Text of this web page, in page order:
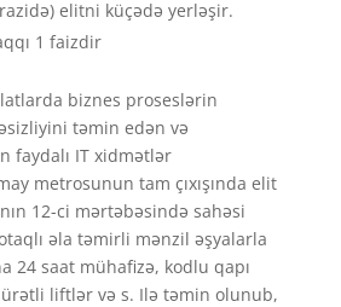
elitni küçədə yerləşir.
1 faizdir
biznes proseslərin
təmin edən və
faydalı IT xidmətlər
metrosunun tam çıxışında elit
12-ci mərtəbəsində sahəsi
əla təmirli mənzil əşyalarla
24 saat mühafizə, kodlu qapı
liftlər və s. Ilə təmin olunub,